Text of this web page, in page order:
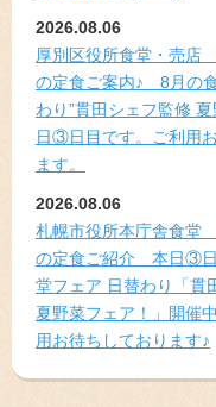
2026.08.06
厚別区役所食堂・売店
の定食ご案内♪ 8月の
わり”貫田シェフ監修
日③日目です。ご利用
ます。
2026.08.06
札幌市役所本庁舎食堂
の定食ご紹介 本日③日
堂フェア 日替わり「貫
夏野菜フェア！」開催
用お待ちしております♪